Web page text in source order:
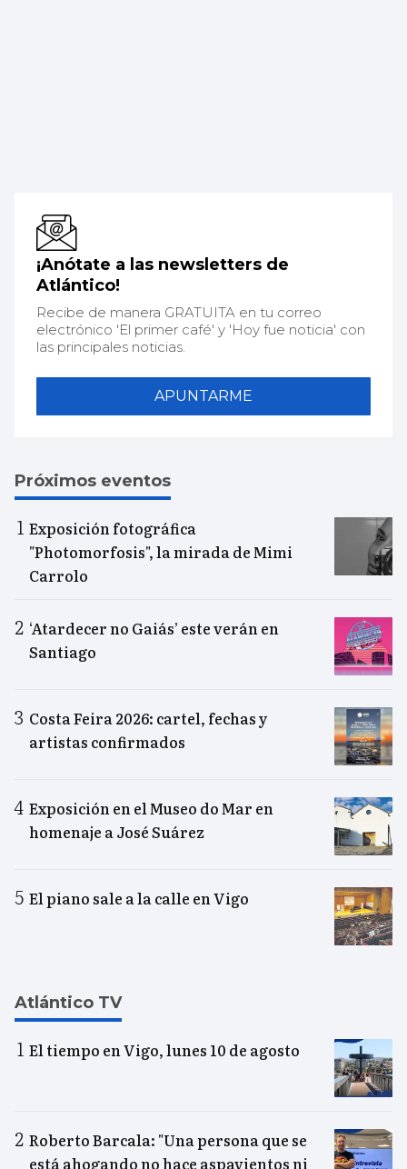
¡Anótate a las newsletters de
Atlántico!
Recibe de manera GRATUITA en tu correo
electrónico 'El primer café' y 'Hoy fue noticia' con
las principales noticias.
APUNTARME
Próximos eventos
Exposición fotográfica
"Photomorfosis", la mirada de Mimi
Carrolo
‘Atardecer no Gaiás’ este verán en
Santiago
Costa Feira 2026: cartel, fechas y
artistas confirmados
Exposición en el Museo do Mar en
homenaje a José Suárez
El piano sale a la calle en Vigo
Atlántico TV
El tiempo en Vigo, lunes 10 de agosto
Roberto Barcala: "Una persona que se
está ahogando no hace aspavientos ni